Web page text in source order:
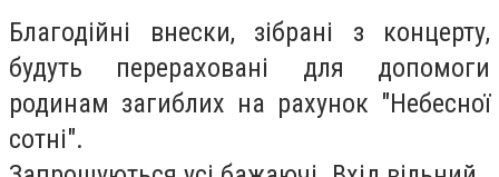
Благодійні внески, зібрані з концерту,
будуть перераховані для допомоги
родинам загиблих на рахунок "Небесної
сотні".